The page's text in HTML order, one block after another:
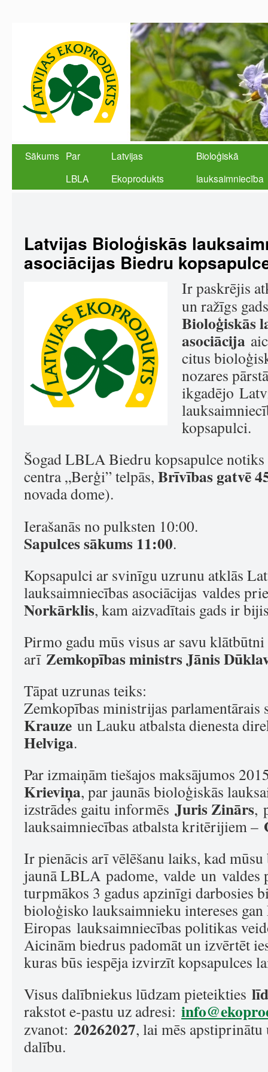
Sākums Par
LBLA
Latvijas
Ekoprodukts
Bioloģiskā
lauksaimniecība
Latvijas Bioloģiskās
asociācijas Biedru
Ir paskrējis
un ražīgs
Bioloģiskās
asociācija
citus
nozares
ikgadējo
kopsapulci.
Šogad LBLA Biedru kopsapulce
centra „Berģi” telpās, Brīvības gatvē
novada dome).
Ierašanās no pulksten 10:00.
Sapulces sākums 11:00.
Kopsapulci ar svinīgu uzrunu atklās
lauksaimniecības asociācijas valdes
Norkārklis, kam aizvadītais gads ir
Pirmo gadu mūs visus ar savu
arī Zemkopības ministrs Jānis
Tāpat uzrunas teiks:
Zemkopības ministrijas parlamentārais
Krauze un Lauku atbalsta dienesta
Helviga.
Par izmaiņām tiešajos maksājumos
Krieviņa, par jaunās bioloģiskās
izstrādes gaitu informēs Juris Zinārs,
lauksaimniecības atbalsta kritērijiem –
Ir pienācis arī vēlēšanu laiks, kad
jaunā LBLA padome, valde un valdes
turpmākos 3 gadus apzinīgi darbosies
bioloģisko lauksaimnieku intereses
Eiropas lauksaimniecības politikas
Aicinām biedrus padomāt un izvērtēt
kuras būs iespēja izvirzīt kopsapulces
Visus dalībniekus lūdzam pieteikties
rakstot e-pastu uz adresi:
zvanot: 20262027, lai mēs
dalību.